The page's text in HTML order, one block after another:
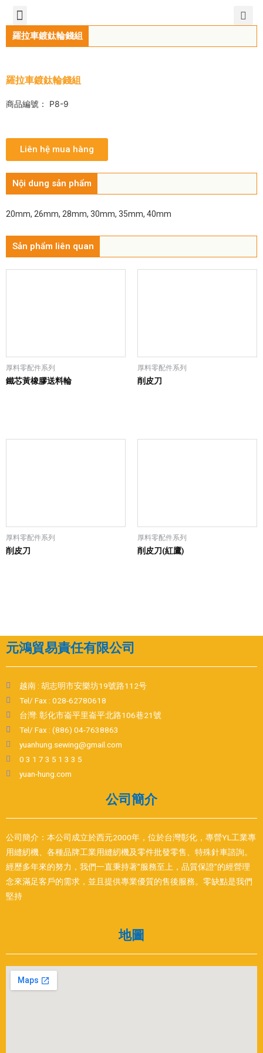
羅拉車鍍鈦輪錢組
羅拉車鍍鈦輪錢組
商品編號： P8-9
Liên hệ mua hàng
Nội dung sản phẩm
20mm, 26mm, 28mm, 30mm, 35mm, 40mm
Sản phẩm liên quan
厚料零配件系列
鐵芯黃橡膠送料輪
厚料零配件系列
削皮刀
厚料零配件系列
削皮刀
厚料零配件系列
削皮刀(紅鷹)
元鴻貿易責任有限公司
越南 : 胡志明市安樂坊19號路112号
Tel/ Fax : 028-62780618
台灣: 彰化市崙平里崙平北路106巷21號
Tel/ Fax : (886) 04-7638863
yuanhung.sewing@gmail.com
0 3 1 7 3 5 1 3 3 5
yuan-hung.com
公司簡介
公司簡介：本公司成立於西元2000年，位於台灣彰化，專營YL工業專
用縫紉機、各種品牌工業用縫紉機及零件批發零售、特殊針車諮詢。
經歷多年來的努力，我們一直秉持著”服務至上，品質保證”的經營理
念來滿足客戶的需求，並且提供專業優質的售後服務。零缺點是我們
堅持
地圖